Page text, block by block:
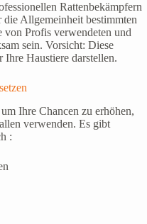
Rattenbekämpfern
Allgemeinheit bestimmten
von Profis verwendeten und
sein. Vorsicht: Diese
Haustiere darstellen.
Ihre Chancen zu erhöhen,
verwenden. Es gibt
: